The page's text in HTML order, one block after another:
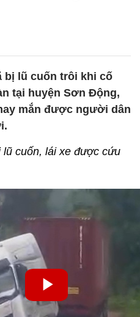
bị lũ cuốn trôi khi cố
tại huyện Sơn Động,
mắn được người dân
lũ cuốn, lái xe được cứu